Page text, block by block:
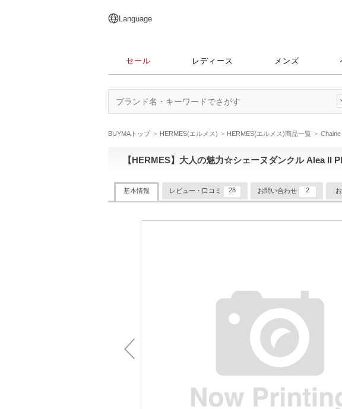
日本語
English
简体中文
繁體中文
Language
セール レディース メンズ
BUYMAトップ HERMES(エルメス) HERMES(エルメス)商品一覧
【HERMES】大人の魅力☆シェーヌダンクル Alea II
基本情報 レビュー・口コミ 28 お問い合わせ 2